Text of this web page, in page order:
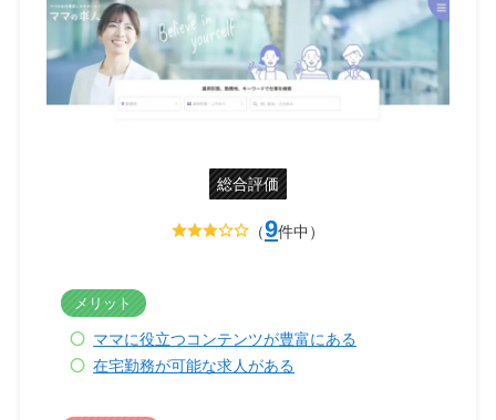
総合評価
（9件中）
メリット
ママに役立つコンテンツが豊富にある
在宅勤務が可能な求人がある